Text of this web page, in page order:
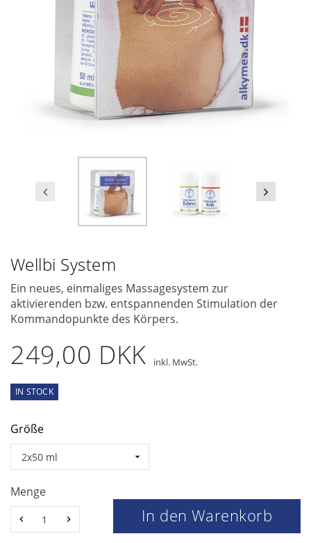
Wellbi System
Ein neues, einmaliges Massagesystem zur
aktivierenden bzw. entspannenden Stimulation der
Kommandopunkte des Körpers.
249,00 DKK inkl. MwSt.
IN STOCK
Größe
Menge
In den Warenkorb